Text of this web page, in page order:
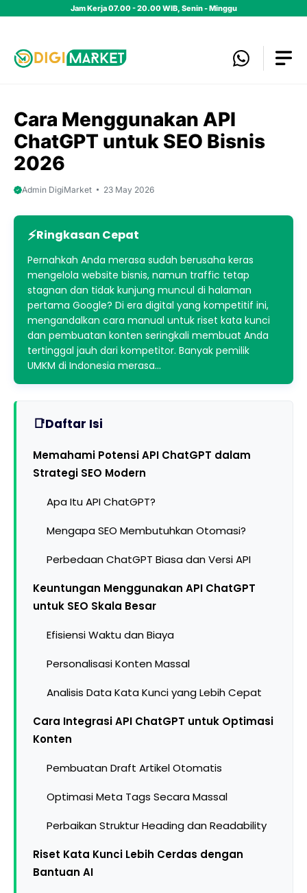
Jam Kerja 07.00 - 20.00 WIB, Senin - Minggu
Cara Menggunakan API
ChatGPT untuk SEO Bisnis
2026
Admin DigiMarket 23 May 2026
Ringkasan Cepat
Pernahkah Anda merasa sudah berusaha keras
mengelola website bisnis, namun traffic tetap
stagnan dan tidak kunjung muncul di halaman
pertama Google? Di era digital yang kompetitif ini,
mengandalkan cara manual untuk riset kata kunci
dan pembuatan konten seringkali membuat Anda
tertinggal jauh dari kompetitor. Banyak pemilik
UMKM di Indonesia merasa…
Daftar Isi
Memahami Potensi API ChatGPT dalam
Strategi SEO Modern
Apa Itu API ChatGPT?
Mengapa SEO Membutuhkan Otomasi?
Perbedaan ChatGPT Biasa dan Versi API
Keuntungan Menggunakan API ChatGPT
untuk SEO Skala Besar
Efisiensi Waktu dan Biaya
Personalisasi Konten Massal
Analisis Data Kata Kunci yang Lebih Cepat
Cara Integrasi API ChatGPT untuk Optimasi
Konten
Pembuatan Draft Artikel Otomatis
Optimasi Meta Tags Secara Massal
Perbaikan Struktur Heading dan Readability
Riset Kata Kunci Lebih Cerdas dengan
Bantuan AI